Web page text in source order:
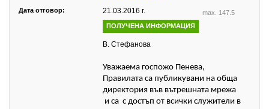
max. 147.5
Дата отговор: 21.03.2016 г.
ПОЛУЧЕНА ИНФОРМАЦИЯ
В. Стефанова
Уважаема госпожо Пенева,
Правилата са публикувани на обща
директория във вътрешната мрежа
и са с достъп от всички служители в